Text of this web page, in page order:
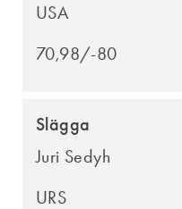
USA
70,98/-80
Slägga
Juri Sedyh
URS